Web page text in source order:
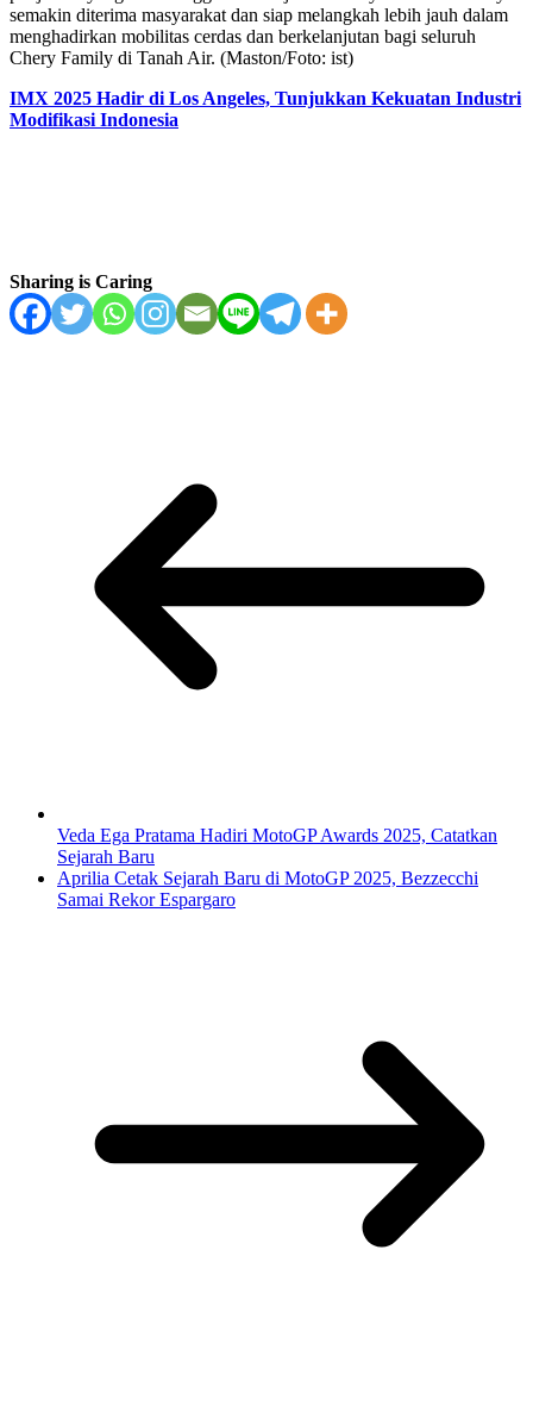
semakin diterima masyarakat dan siap melangkah lebih jauh dalam
menghadirkan mobilitas cerdas dan berkelanjutan bagi seluruh
Chery Family di Tanah Air. (Maston/Foto: ist)
IMX 2025 Hadir di Los Angeles, Tunjukkan Kekuatan Industri
Modifikasi Indonesia
Sharing is Caring
Veda Ega Pratama Hadiri MotoGP Awards 2025, Catatkan
Sejarah Baru
Aprilia Cetak Sejarah Baru di MotoGP 2025, Bezzecchi
Samai Rekor Espargaro